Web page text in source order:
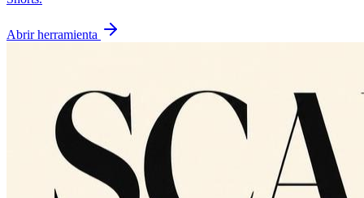
Abrir herramienta